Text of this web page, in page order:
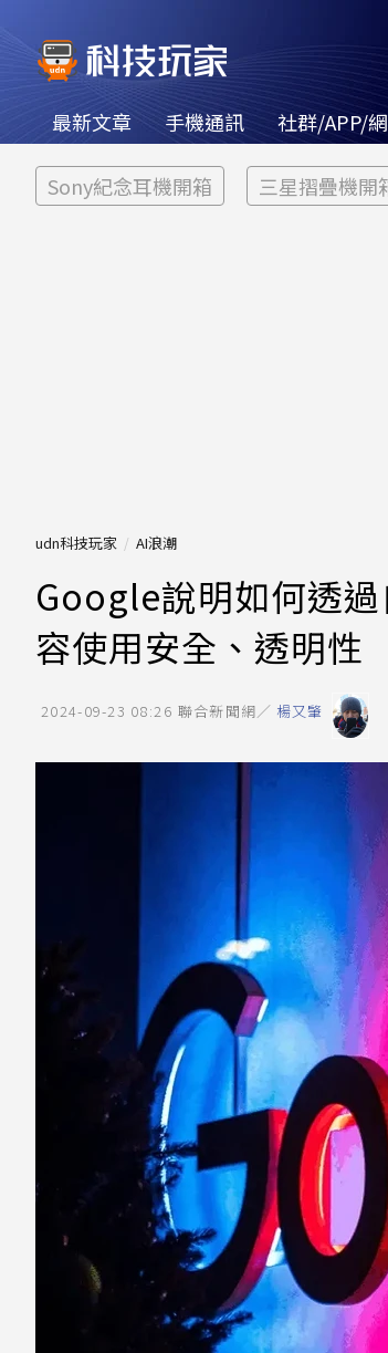
最新文章 手機通訊 社群/APP/
Sony紀念耳機開箱 三星摺疊機開
udn科技玩家 AI浪潮
Google說明如何透
容使用安全、透明性
2024-09-23 08:26 聯合新聞網／ 楊又肇